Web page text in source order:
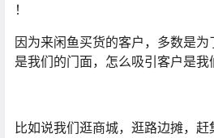
！
因为来闲鱼买货的客户，多数是
是我们的门面，怎么吸引客户是
比如说我们逛商城，逛路边摊，